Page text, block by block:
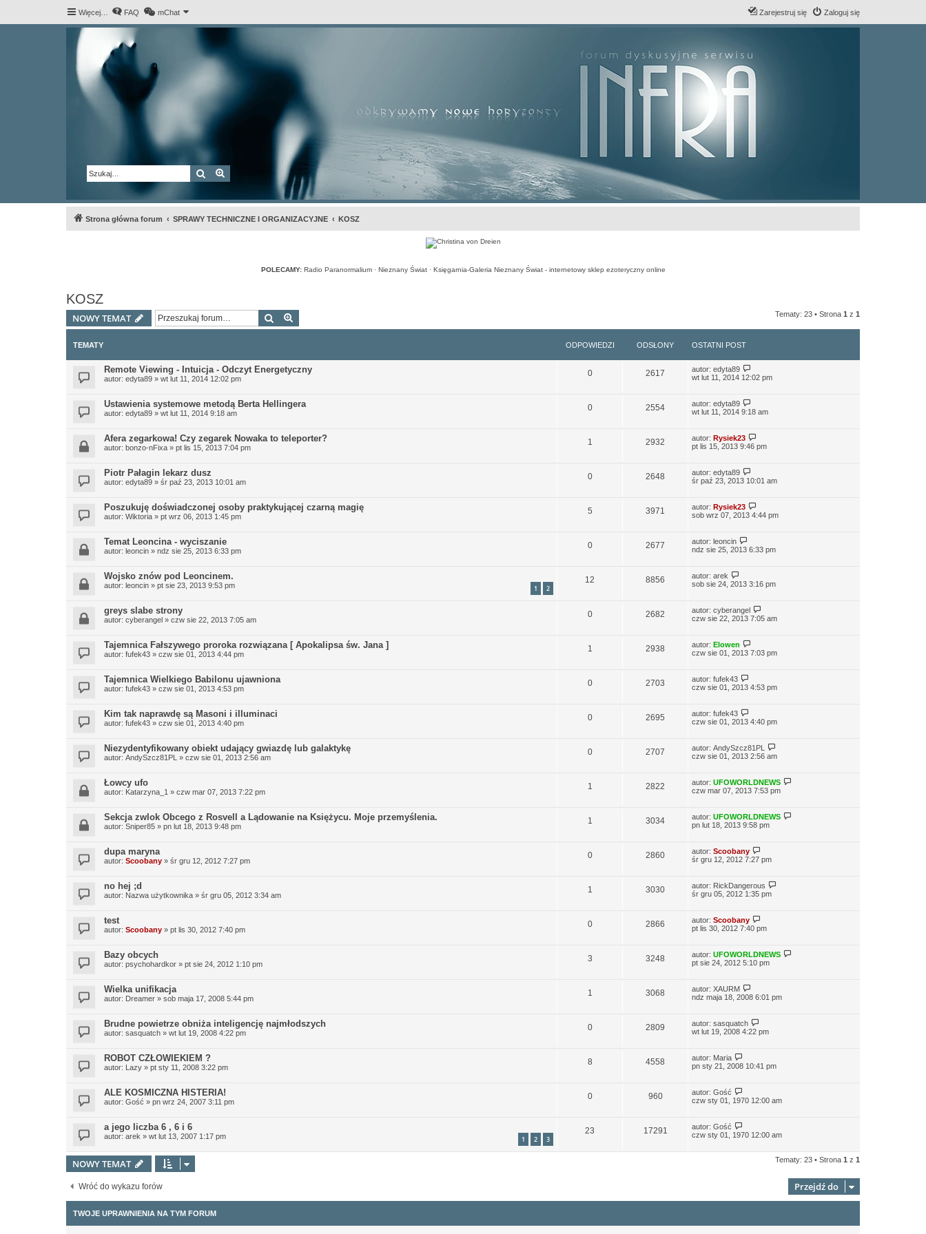
Więcej… FAQ mChat Zaloguj się
Zarejestruj się
Szukaj Wyszukiwanie zaawansowane
Strona główna forum SPRAWY TECHNICZNE I ORGANIZACYJNE KOSZ
POLECAMY: Radio Paranormalium· Nieznany Świat· Księgarnia-Galeria Nieznany Świat - internetowy sklep ezoteryczny online
KOSZ
NOWY TEMAT Szukaj Tematy: 23 • Strona 1 z 1
TEMATY ODPOWIEDZI ODSŁONY OSTATNI POST
Remote Viewing - Intuicja - Odczyt Energetyczny
autor: edyta89 » wt lut 11, 2014 12:02 pm
0 2617 autor: edyta89
wt lut 11, 2014 12:02 pm
Ustawienia systemowe metodą Berta Hellingera
autor: edyta89 » wt lut 11, 2014 9:18 am
0 2554 autor: edyta89
wt lut 11, 2014 9:18 am
Afera zegarkowa! Czy zegarek Nowaka to teleporter?
autor: bonzo-nFixa » pt lis 15, 2013 7:04 pm
1 2932 autor: Rysiek23
pt lis 15, 2013 9:46 pm
Piotr Pałagin lekarz dusz
autor: edyta89 » śr paź 23, 2013 10:01 am
0 2648 autor: edyta89
śr paź 23, 2013 10:01 am
Poszukuję doświadczonej osoby praktykującej czarną magię
autor: Wiktoria » pt wrz 06, 2013 1:45 pm
5 3971 autor: Rysiek23
sob wrz 07, 2013 4:44 pm
Temat Leoncina - wyciszanie
autor: leoncin » ndz sie 25, 2013 6:33 pm
0 2677 autor: leoncin
ndz sie 25, 2013 6:33 pm
Wojsko znów pod Leoncinem.
autor: leoncin » pt sie 23, 2013 9:53 pm 1 2
12 8856 autor: arek
sob sie 24, 2013 3:16 pm
greys slabe strony
autor: cyberangel » czw sie 22, 2013 7:05 am
0 2682 autor: cyberangel
czw sie 22, 2013 7:05 am
Tajemnica Fałszywego proroka rozwiązana [ Apokalipsa św. Jana ]
autor: fufek43 » czw sie 01, 2013 4:44 pm
1 2938 autor: Elowen
czw sie 01, 2013 7:03 pm
Tajemnica Wielkiego Babilonu ujawniona
autor: fufek43 » czw sie 01, 2013 4:53 pm
0 2703 autor: fufek43
czw sie 01, 2013 4:53 pm
Kim tak naprawdę są Masoni i illuminaci
autor: fufek43 » czw sie 01, 2013 4:40 pm
0 2695 autor: fufek43
czw sie 01, 2013 4:40 pm
Niezydentyfikowany obiekt udający gwiazdę lub galaktykę
autor: AndySzcz81PL » czw sie 01, 2013 2:56 am
0 2707 autor: AndySzcz81PL
czw sie 01, 2013 2:56 am
Łowcy ufo
autor: Katarzyna_1 » czw mar 07, 2013 7:22 pm
1 2822 autor: UFOWORLDNEWS
czw mar 07, 2013 7:53 pm
Sekcja zwlok Obcego z Rosvell a Lądowanie na Księżycu. Moje przemyślenia.
autor: Sniper85 » pn lut 18, 2013 9:48 pm
1 3034 autor: UFOWORLDNEWS
pn lut 18, 2013 9:58 pm
dupa maryna
autor: Scoobany » śr gru 12, 2012 7:27 pm
0 2860 autor: Scoobany
śr gru 12, 2012 7:27 pm
no hej ;d
autor: Nazwa użytkownika » śr gru 05, 2012 3:34 am
1 3030 autor: RickDangerous
śr gru 05, 2012 1:35 pm
test
autor: Scoobany » pt lis 30, 2012 7:40 pm
0 2866 autor: Scoobany
pt lis 30, 2012 7:40 pm
Bazy obcych
autor: psychohardkor » pt sie 24, 2012 1:10 pm
3 3248 autor: UFOWORLDNEWS
pt sie 24, 2012 5:10 pm
Wielka unifikacja
autor: Dreamer » sob maja 17, 2008 5:44 pm
1 3068 autor: XAURM
ndz maja 18, 2008 6:01 pm
Brudne powietrze obniża inteligencję najmłodszych
autor: sasquatch » wt lut 19, 2008 4:22 pm
0 2809 autor: sasquatch
wt lut 19, 2008 4:22 pm
ROBOT CZŁOWIEKIEM ?
autor: Lazy » pt sty 11, 2008 3:22 pm
8 4558 autor: Maria
pn sty 21, 2008 10:41 pm
ALE KOSMICZNA HISTERIA!
autor: Gość » pn wrz 24, 2007 3:11 pm
0 960 autor: Gość
czw sty 01, 1970 12:00 am
a jego liczba 6 , 6 i 6
autor: arek » wt lut 13, 2007 1:17 pm 1 2 3
23 17291 autor: Gość
czw sty 01, 1970 12:00 am
NOWY TEMAT Tematy: 23 • Strona 1 z 1
Wróć do wykazu forów Przejdź do
TWOJE UPRAWNIENIA NA TYM FORUM